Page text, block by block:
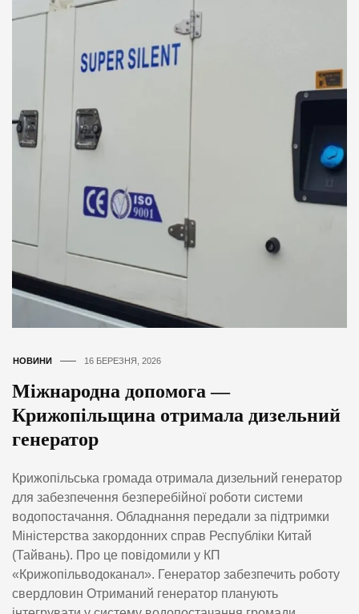
НОВИНИ 16 БЕРЕЗНЯ, 2026
Міжнародна допомога —
Крижопільщина отримала дизельний
генератор
Крижопільська громада отримала дизельний генератор
для забезпечення безперебійної роботи системи
водопостачання. Обладнання передали за підтримки
Міністерства закордонних справ Республіки Китай
(Тайвань). Про це повідомили у КП
«Крижопільводоканал». Генератор забезпечить роботу
свердловин Отриманий генератор планують